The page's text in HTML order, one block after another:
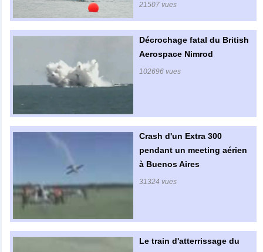
21507 vues
Décrochage fatal du British
Aerospace Nimrod
102696 vues
Crash d'un Extra 300
pendant un meeting aérien
à Buenos Aires
31324 vues
Le train d'atterrissage du